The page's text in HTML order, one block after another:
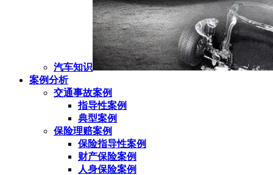
汽车知识
案例分析
交通事故案例
指导性案例
典型案例
保险理赔案例
保险指导性案例
财产保险案例
人身保险案例